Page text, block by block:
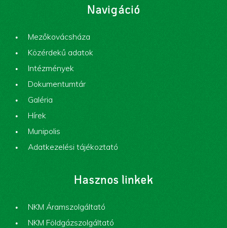
Navigáció
Mezőkovácsháza
Közérdekű adatok
Intézmények
Dokumentumtár
Galéria
Hírek
Munipolis
Adatkezelési tájékoztató
Hasznos linkek
NKM Áramszolgáltató
NKM Földgázszolgáltató